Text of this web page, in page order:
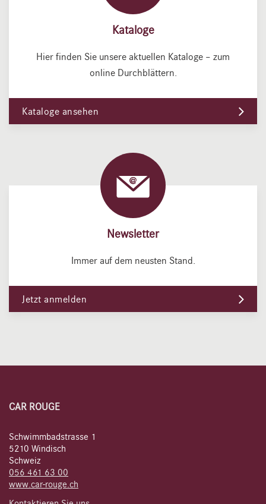
Kataloge
Hier finden Sie unsere aktuellen Kataloge – zum
online Durchblättern.
Kataloge ansehen
Newsletter
Immer auf dem neusten Stand.
Jetzt anmelden
CAR ROUGE
Schwimmbadstrasse 1
5210 Windisch
Schweiz
056 461 63 00
www.car-rouge.ch